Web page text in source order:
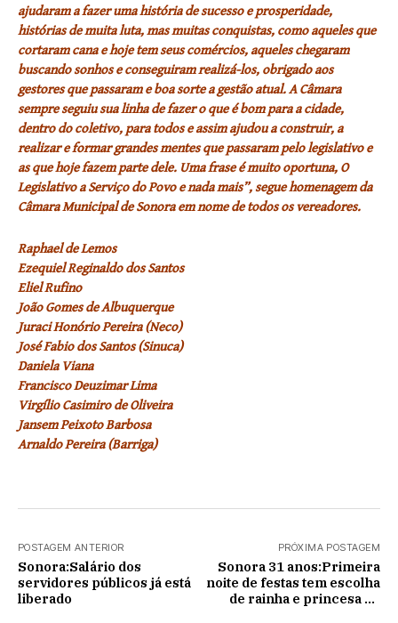
ajudaram a fazer uma história de sucesso e prosperidade,
histórias de muita luta, mas muitas conquistas, como aqueles que
cortaram cana e hoje tem seus comércios, aqueles chegaram
buscando sonhos e conseguiram realizá-los, obrigado aos
gestores que passaram e boa sorte a gestão atual. A Câmara
sempre seguiu sua linha de fazero que é bom para a cidade,
dentro do coletivo, para todos e assim ajudou a construir, a
realizar e formar grandes mentes que passaram pelo legislativo e
as que hoje fazem parte dele. Uma frase é muito oportuna, O
Legislativo a Serviço do Povo e nada mais”, segue homenagem da
Câmara Municipal de Sonora em nome de todos os vereadores.
Raphael de Lemos
Ezequiel Reginaldo dos Santos
Eliel Rufino
João Gomes de Albuquerque
Juraci Honório Pereira (Neco)
José Fabio dos Santos (Sinuca)
Daniela Viana
Francisco Deuzimar Lima
Virgílio Casimiro de Oliveira
Jansem Peixoto Barbosa
Arnaldo Pereira (Barriga)
POSTAGEM ANTERIOR
Sonora:Salário dos
servidores públicos já está
liberado
PRÓXIMA POSTAGEM
Sonora 31 anos:Primeira
noite de festas tem escolha
de rainha e princesa do